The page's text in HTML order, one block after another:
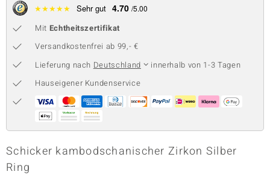
Collection
★★★★★ Sehr gut 4.70 /5.00
Mit Echtheitszertifikat
Versandkostenfrei ab 99,- €
Lieferung nach Deutschland
innerhalb von 1-3 Tagen
Hauseigener Kundenservice
Schicker kambodschanischer Zirkon Silber
Ring